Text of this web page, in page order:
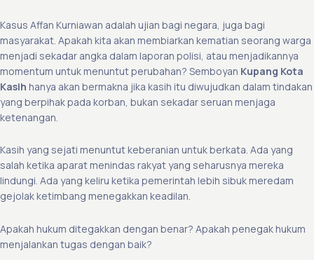
Kasus Affan Kurniawan adalah ujian bagi negara, juga bagi
masyarakat. Apakah kita akan membiarkan kematian seorang warga
menjadi sekadar angka dalam laporan polisi, atau menjadikannya
momentum untuk menuntut perubahan? Semboyan Kupang Kota
Kasih hanya akan bermakna jika kasih itu diwujudkan dalam tindakan
yang berpihak pada korban, bukan sekadar seruan menjaga
ketenangan.
Kasih yang sejati menuntut keberanian untuk berkata. Ada yang
salah ketika aparat menindas rakyat yang seharusnya mereka
lindungi. Ada yang keliru ketika pemerintah lebih sibuk meredam
gejolak ketimbang menegakkan keadilan.
Apakah hukum ditegakkan dengan benar? Apakah penegak hukum
menjalankan tugas dengan baik?